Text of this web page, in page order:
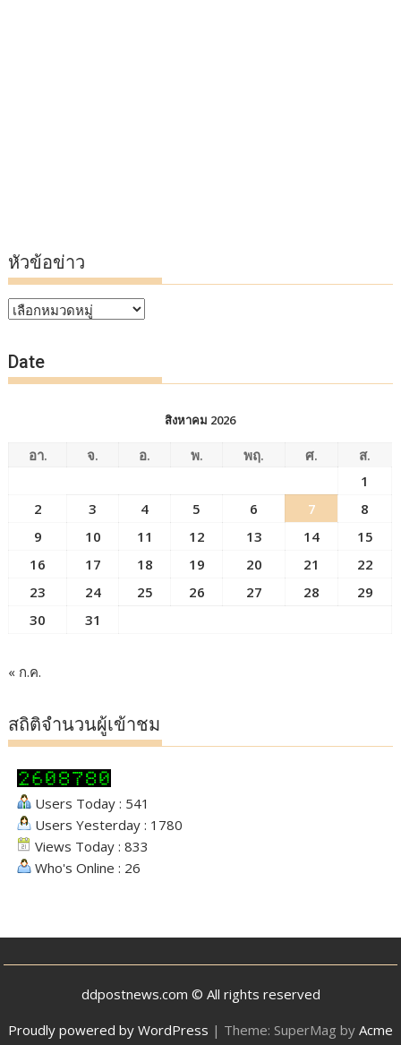
หัวข้อข่าว
หัวข้อ
Date
สิงหาคม 2026
อา. จ. อ. พ. พฤ. ศ.
ส.
1
2
3 4 5 6 7
8
9
10 11 12 13 14
15
16
17 18 19 20 21
22
23
24 25 26 27 28
29
30
31
« ก.ค.
สถิติจำนวนผู้เข้าชม
Users Today : 541
Users Yesterday : 1780
Views Today : 833
Who's Online : 26
ddpostnews.com © All rights reserved
Proudly powered by WordPress | Theme: SuperMag by Acme